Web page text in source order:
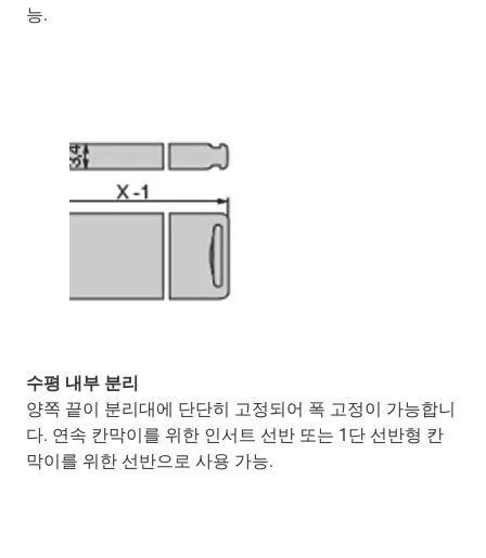
능.
수평 내부 분리
양쪽 끝이 분리대에 단단히 고정되어 폭 고정이 가능합니
다. 연속 칸막이를 위한 인서트 선반 또는 1단 선반형 칸
막이를 위한 선반으로 사용 가능.